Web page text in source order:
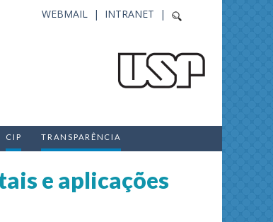
INTRANET |
WEBMAIL |
CIP TRANSPARÊNCIA
e aplicações